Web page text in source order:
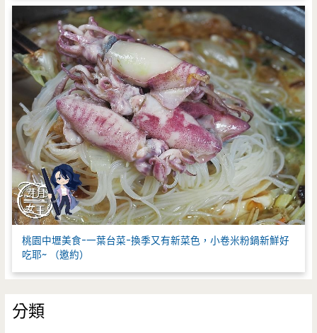
桃園中壢美食-一葉台菜-換季又有新菜色，小卷米粉鍋新鮮好
吃耶~ （邀約）
分類